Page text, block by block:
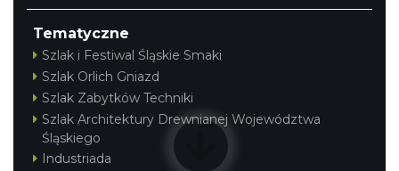
Tematyczne
Szlak i Festiwal Śląskie Smaki
Szlak Orlich Gniazd
Szlak Zabytków Techniki
Szlak Architektury Drewnianej Województwa
Śląskiego
Industriada